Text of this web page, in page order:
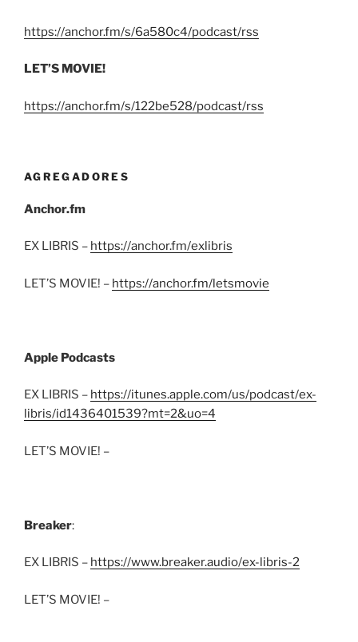
https://anchor.fm/s/6a580c4/podcast/rss
LET’S MOVIE!
https://anchor.fm/s/122be528/podcast/rss
AGREGADORES
Anchor.fm
EX LIBRIS – https://anchor.fm/exlibris
LET’S MOVIE! – https://anchor.fm/letsmovie
Apple Podcasts
EX LIBRIS – https://itunes.apple.com/us/podcast/ex-
libris/id1436401539?mt=2&uo=4
LET’S MOVIE! –
Breaker:
EX LIBRIS – https://www.breaker.audio/ex-libris-2
LET’S MOVIE! –